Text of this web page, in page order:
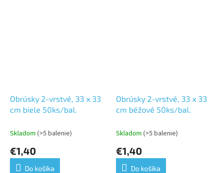
Obrúsky 2-vrstvé, 33 x 33
cm biele 50ks/bal.
Skladom (>5 balenie)
€1,40
Do košíka
Obrúsky 2-vrstvé, 33 x 33
cm béžové 50ks/bal.
Skladom (>5 balenie)
€1,40
Do košíka